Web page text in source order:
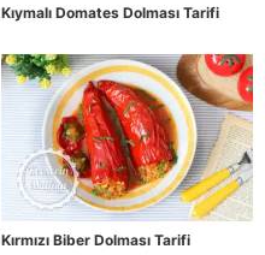
Kıymalı Domates Dolması Tarifi
Kırmızı Biber Dolması Tarifi